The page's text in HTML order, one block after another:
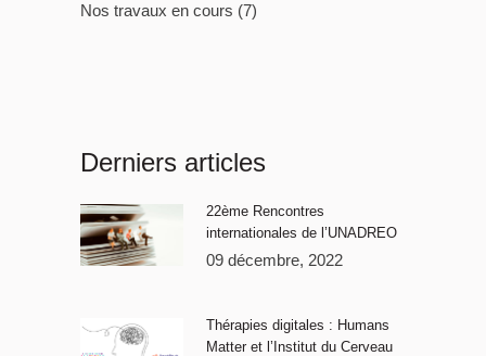
Nos travaux en cours (7)
Derniers articles
22ème Rencontres
internationales de l’UNADREO
09 décembre, 2022
Thérapies digitales : Humans
Matter et l’Institut du Cerveau